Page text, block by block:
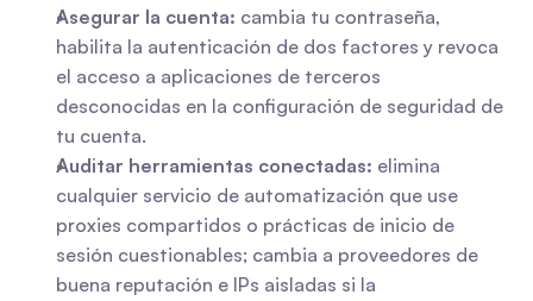
Asegurar la cuenta: cambia tu contraseña,
habilita la autenticación de dos factores y revoca
el acceso a aplicaciones de terceros
desconocidas en la configuración de seguridad de
tu cuenta.
Auditar herramientas conectadas: elimina
cualquier servicio de automatización que use
proxies compartidos o prácticas de inicio de
sesión cuestionables; cambia a proveedores de
buena reputación e IPs aisladas si la